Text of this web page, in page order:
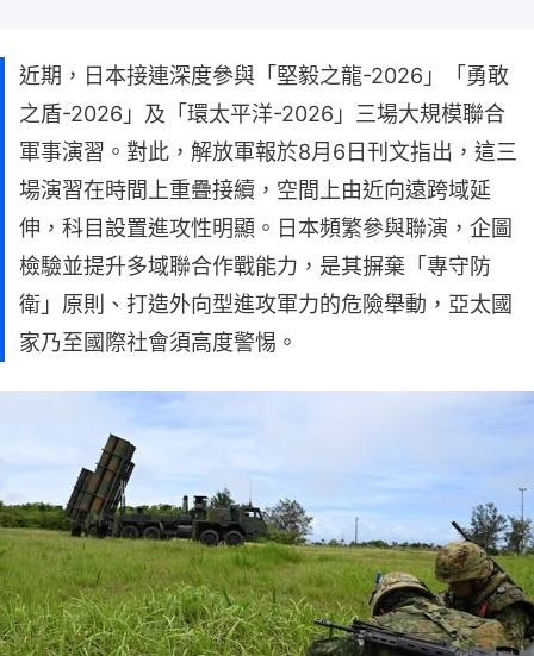
近期，日本接連深度參與「堅毅之龍-2026」「勇敢
之盾-2026」及「環太平洋-2026」三場大規模聯合
軍事演習。對此，解放軍報於8月6日刊文指出，這三
場演習在時間上重疊接續，空間上由近向遠跨域延
伸，科目設置進攻性明顯。日本頻繁參與聯演，企圖
檢驗並提升多域聯合作戰能力，是其摒棄「專守防
衛」原則、打造外向型進攻軍力的危險舉動，亞太國
家乃至國際社會須高度警惕。